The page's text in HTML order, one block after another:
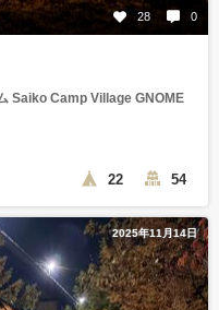
28 0
Saiko Camp Village GNOME
22 54
2025年11月14日